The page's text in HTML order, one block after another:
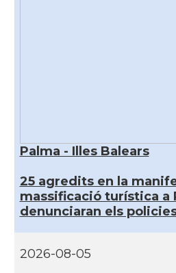
Palma - Illes Balears
25 agredits en la
massificació turística a
denunciaran els
2026-08-05